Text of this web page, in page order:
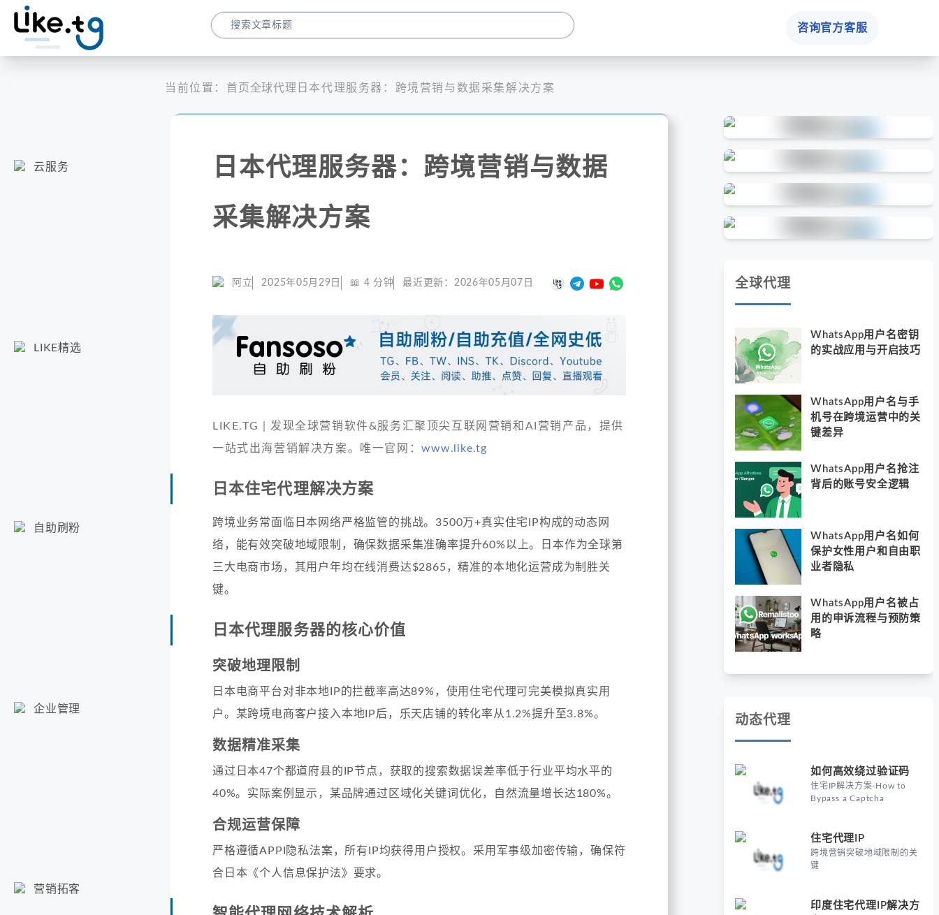
咨询官方客服
云服务
LIKE精选
自助刷粉
企业管理
营销拓客
当前位置： 首页全球代理 日本代理服务器：跨境营销与数据采集解决方案
日本代理服务器：跨境营销与数据
采集解决方案
阿立 2025年05月29日 📖 4 分钟 最近更新： 2026年05月07日
LIKE.TG | 发现全球营销软件&服务汇聚顶尖互联网营销和AI营销产品，提供
一站式出海营销解决方案。唯一官网：www.like.tg
日本住宅代理解决方案
跨境业务常面临日本网络严格监管的挑战。3500万+真实住宅IP构成的动态网
络，能有效突破地域限制，确保数据采集准确率提升60%以上。日本作为全球第
三大电商市场，其用户年均在线消费达$2865，精准的本地化运营成为制胜关
键。
日本代理服务器的核心价值
突破地理限制
日本电商平台对非本地IP的拦截率高达89%，使用住宅代理可完美模拟真实用
户。某跨境电商客户接入本地IP后，乐天店铺的转化率从1.2%提升至3.8%。
数据精准采集
通过日本47个都道府县的IP节点，获取的搜索数据误差率低于行业平均水平的
40%。实际案例显示，某品牌通过区域化关键词优化，自然流量增长达180%。
合规运营保障
严格遵循APPI隐私法案，所有IP均获得用户授权。采用军事级加密传输，确保符
合日本《个人信息保护法》要求。
全球代理
WhatsApp用户名密钥
的实战应用与开启技巧
WhatsApp用户名与手
机号在跨境运营中的关
键差异
WhatsApp用户名抢注
背后的账号安全逻辑
WhatsApp用户名如何
保护女性用户和自由职
业者隐私
WhatsApp用户名被占
用的申诉流程与预防策
略
动态代理
如何高效绕过验证码
住宅IP解决方案-How to
Bypass a Captcha
住宅代理IP
跨境营销突破地域限制的关
键
印度住宅代理IP解决方